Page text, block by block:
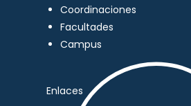
Coordinaciones
Facultades
Campus
Enlaces